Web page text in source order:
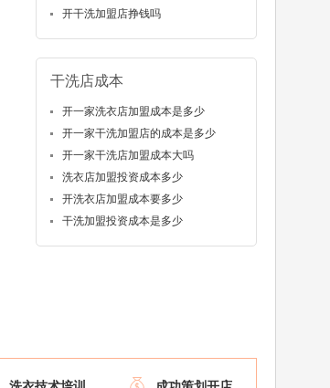
开干洗加盟店挣钱吗
干洗店成本
开一家洗衣店加盟成本是多少
开一家干洗加盟店的成本是多少
开一家干洗店加盟成本大吗
洗衣店加盟投资成本多少
开洗衣店加盟成本要多少
干洗加盟投资成本是多少
